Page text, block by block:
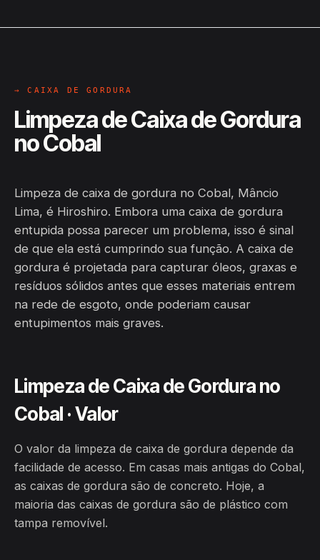
→ CAIXA DE GORDURA
Limpeza de Caixa de Gordura
no Cobal
Limpeza de caixa de gordura no Cobal, Mâncio
Lima, é Hiroshiro. Embora uma caixa de gordura
entupida possa parecer um problema, isso é sinal
de que ela está cumprindo sua função. A caixa de
gordura é projetada para capturar óleos, graxas e
resíduos sólidos antes que esses materiais entrem
na rede de esgoto, onde poderiam causar
entupimentos mais graves.
Limpeza de Caixa de Gordura no
Cobal · Valor
O valor da limpeza de caixa de gordura depende da
facilidade de acesso. Em casas mais antigas do Cobal,
as caixas de gordura são de concreto. Hoje, a
maioria das caixas de gordura são de plástico com
tampa removível.